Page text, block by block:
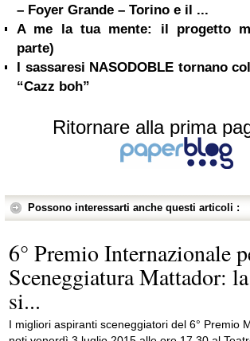
– Foyer Grande – Torino e il ...
A me la tua mente: il progetto
parte)
I sassaresi NASODOBLE tornano
“Cazz boh”
Ritornare alla prima
Possono interessarti anche questi articoli :
6° Premio Internazionale
Sceneggiatura Mattador:
si...
I migliori aspiranti sceneggiatori del 6° Premio